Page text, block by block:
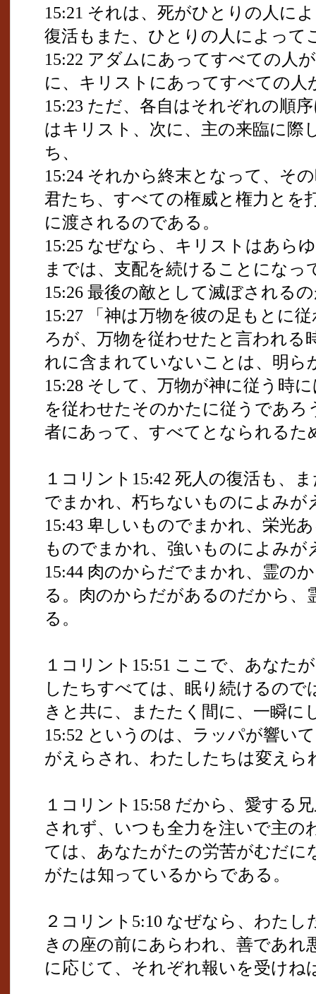
15:21 それは、死がひとりの人に
復活もまた、ひとりの人によって
15:22 アダムにあってすべての人
に、キリストにあってすべての人
15:23 ただ、各自はそれぞれの順
はキリスト、次に、主の来臨に際
ち、
15:24 それから終末となって、そ
君たち、すべての権威と権力とを
に渡されるのである。
15:25 なぜなら、キリストはあら
までは、支配を続けることになっ
15:26 最後の敵として滅ぼされる
15:27 「神は万物を彼の足もとに
ろが、万物を従わせたと言われる
れに含まれていないことは、明ら
15:28 そして、万物が神に従う時
を従わせたそのかたに従うであろ
者にあって、すべてとなられるた
１コリント15:42 死人の復活も、
でまかれ、朽ちないものによみが
15:43 卑しいものでまかれ、栄光
ものでまかれ、強いものによみが
15:44 肉のからだでまかれ、霊の
る。肉のからだがあるのだから
る。
１コリント15:51 ここで、あなた
したちすべては、眠り続けるの
きと共に、またたく間に、一瞬に
15:52 というのは、ラッパが響い
がえらされ、わたしたちは変えら
１コリント15:58 だから、愛する
されず、いつも全力を注いで主の
ては、あなたがたの労苦がむだ
がたは知っているからである。
２コリント5:10 なぜなら、わた
きの座の前にあらわれ、善であれ
に応じて、それぞれ報いを受けね